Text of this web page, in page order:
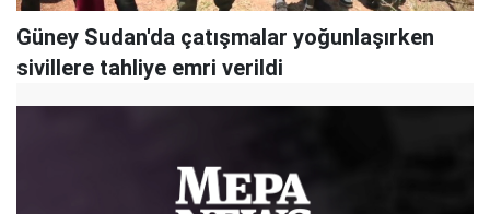
Güney Sudan'da çatışmalar yoğunlaşırken
sivillere tahliye emri verildi